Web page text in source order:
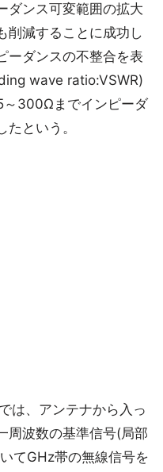
ダンス可変範囲の拡大
削減することに成功し
ーダンスの不整合を表
wave ratio:VSWR)
～300Ωまでインピーダ
という。
は、アンテナから入っ
周波数の基準信号(局部
てGHz帯の無線信号を